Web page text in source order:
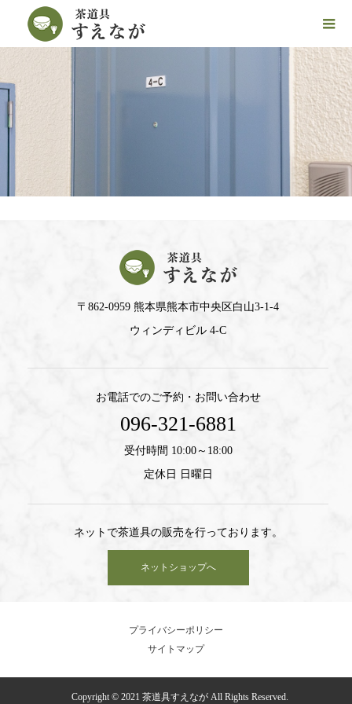
〒862-0959 熊本県熊本市中央区白山3-1-4
ウィンディビル 4-C
お電話でのご予約・お問い合わせ
096-321-6881
受付時間 10:00～18:00
定休日 日曜日
ネットで茶道具の販売を行っております。
ネットショップへ
プライバシーポリシー
サイトマップ
Copyright © 2021 茶道具すえなが All Rights Reserved.